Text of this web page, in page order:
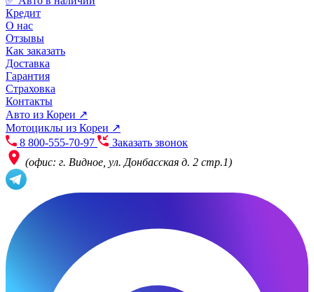
Кредит
О нас
Отзывы
Как заказать
Доставка
Гарантия
Страховка
Контакты
Авто из Кореи ↗
Мотоциклы из Кореи ↗
8 800-555-70-97
Заказать звонок
(офис: г. Видное, ул. Донбасская д. 2 стр.1)